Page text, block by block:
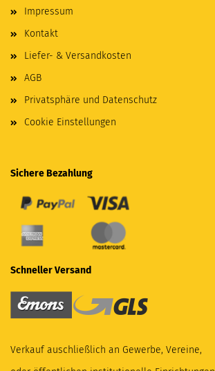
Impressum
Kontakt
Liefer- & Versandkosten
AGB
Privatsphäre und Datenschutz
Cookie Einstellungen
Sichere Bezahlung
Schneller Versand
Verkauf auschließlich an Gewerbe, Vereine,